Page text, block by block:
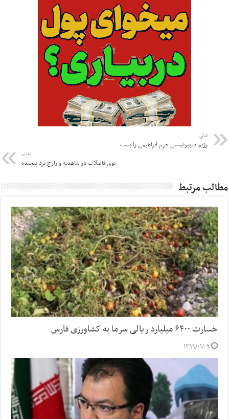
قبلی
رژیم صهیونیستی حرم ابراهیمی را بست
بعدی
بوی فاضلاب در شاهدیه و زارچ یزد پیچیده
مطالب مرتبط
خسارت ۶۴۰۰ میلیارد ریالی سرما به کشاورزی فارس
۱۳۹۹/۰۱/۰۹